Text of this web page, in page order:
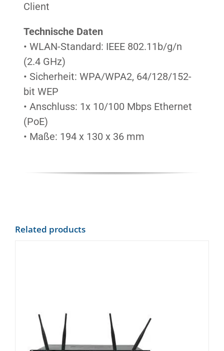
Client
Technische Daten
• WLAN-Standard: IEEE 802.11b/g/n
(2.4 GHz)
• Sicherheit: WPA/WPA2, 64/128/152-
bit WEP
• Anschluss: 1x 10/100 Mbps Ethernet
(PoE)
• Maße: 194 x 130 x 36 mm
Related products